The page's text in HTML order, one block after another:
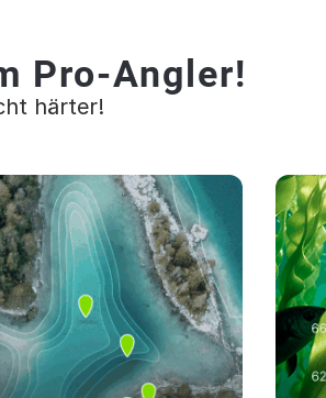
Pro-Angler!
härter!